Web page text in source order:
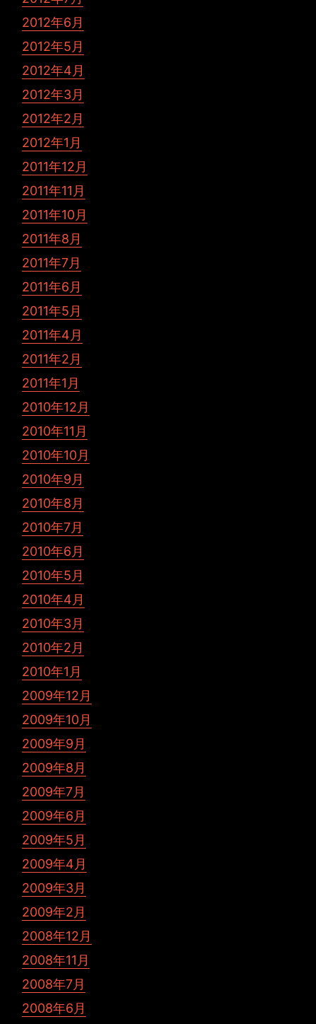
2012年6月
2012年5月
2012年4月
2012年3月
2012年2月
2012年1月
2011年12月
2011年11月
2011年10月
2011年8月
2011年7月
2011年6月
2011年5月
2011年4月
2011年2月
2011年1月
2010年12月
2010年11月
2010年10月
2010年9月
2010年8月
2010年7月
2010年6月
2010年5月
2010年4月
2010年3月
2010年2月
2010年1月
2009年12月
2009年10月
2009年9月
2009年8月
2009年7月
2009年6月
2009年5月
2009年4月
2009年3月
2009年2月
2008年12月
2008年11月
2008年7月
2008年6月